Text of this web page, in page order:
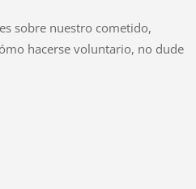
sobre nuestro cometido,
hacerse voluntario, no dude